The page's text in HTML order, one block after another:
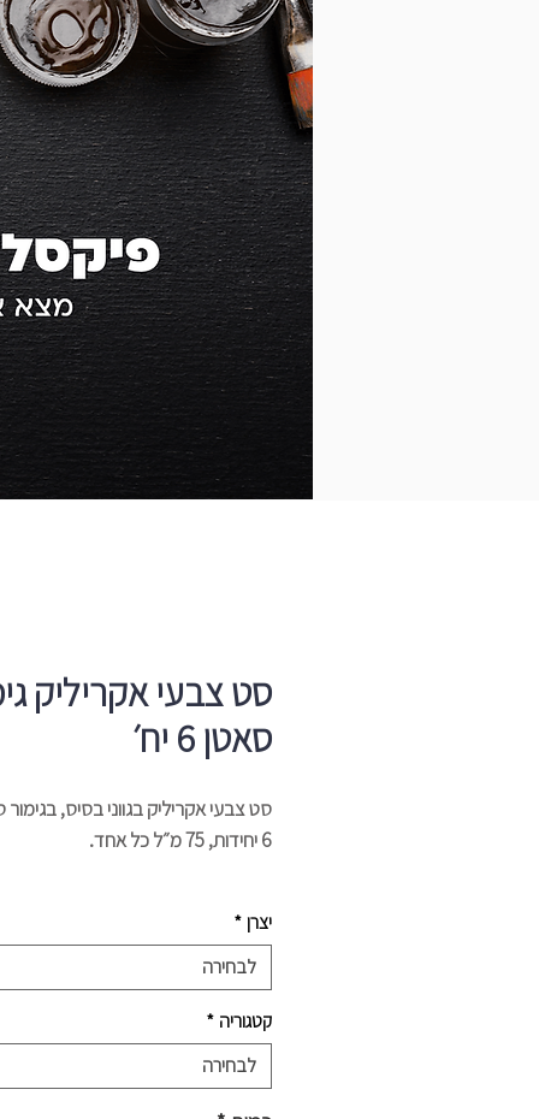
סט צבעי אקריליק
סאטן 6 יח׳
סט צבעי אקריליק בגווני בסיס, בגימור
6 יחידות, 75 מ״ל כל אחד.
יצרן *
לבחירה
קטגוריה *
לבחירה